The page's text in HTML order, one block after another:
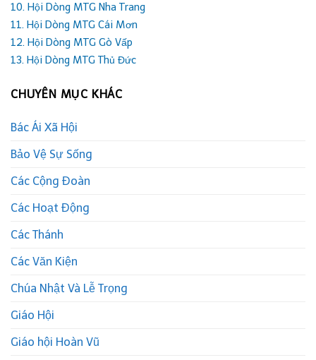
10. Hội Dòng MTG Nha Trang
11. Hội Dòng MTG Cái Mơn
12. Hội Dòng MTG Gò Vấp
13. Hội Dòng MTG Thủ Đức
CHUYÊN MỤC KHÁC
Bác Ái Xã Hội
Bảo Vệ Sự Sống
Các Cộng Đoàn
Các Hoạt Động
Các Thánh
Các Văn Kiện
Chúa Nhật Và Lễ Trọng
Giáo Hội
Giáo hội Hoàn Vũ